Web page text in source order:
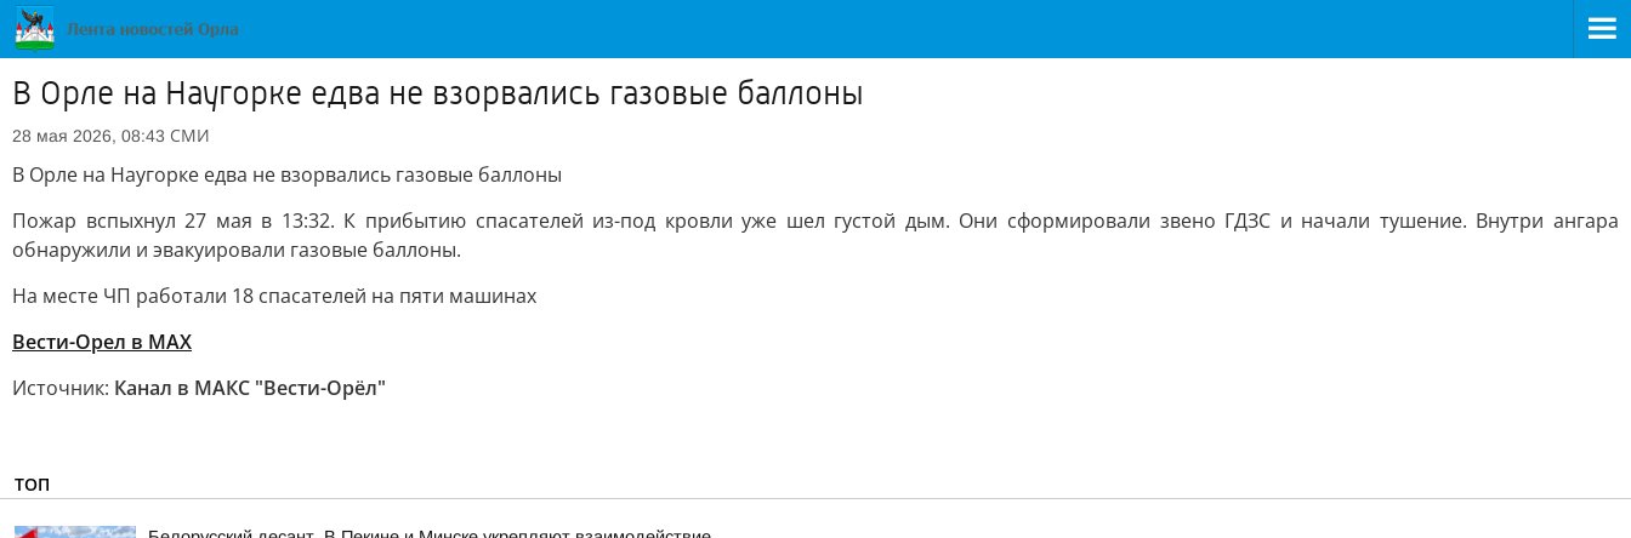
В Орле на Наугорке едва не взорвались газовые баллоны
28 мая 2026, 08:43 СМИ
В Орле на Наугорке едва не взорвались газовые баллоны
Пожар вспыхнул 27 мая в 13:32. К прибытию спасателей из-под кровли уже шел густой дым. Они сформировали звено ГДЗС и начали тушение. Внутри ангара
обнаружили и эвакуировали газовые баллоны.
На месте ЧП работали 18 спасателей на пяти машинах
Вести-Орел в МАХ
Источник: Канал в МАКС "Вести-Орёл"
ТОП